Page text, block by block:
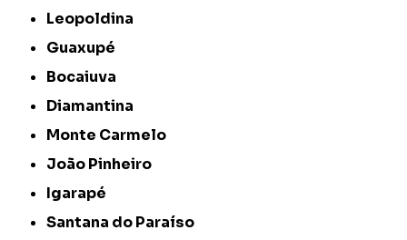
Leopoldina
Guaxupé
Bocaiuva
Diamantina
Monte Carmelo
João Pinheiro
Igarapé
Santana do Paraíso